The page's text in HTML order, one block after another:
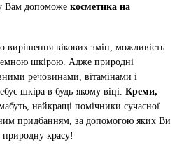
Вам допоможе косметика на
вирішення вікових змін, можливість
шкірою. Адже природні
речовинами, вітамінами і
шкіра в будь-якому віці. Креми,
найкращі помічники сучасної
придбанням, за допомогою яких Ви
природну красу!